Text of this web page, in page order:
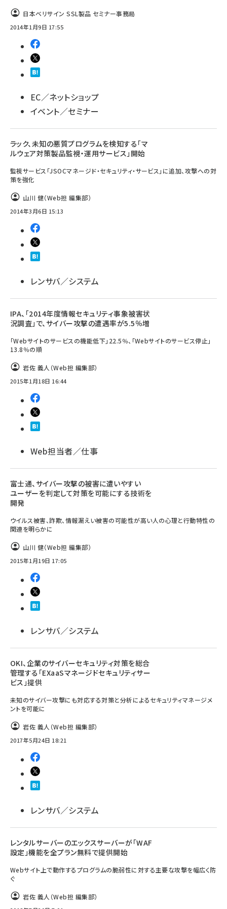
日本ベリサイン SSL製品 セミナー事務局
2014年1月9日 17:55
EC／ネットショップ
イベント／セミナー
ラック、未知の悪質プログラムを検知する「マ
ルウェア対策製品監視・運用サービス」開始
監視サービス「JSOCマネージド・セキュリティ・サービス」に追加、攻撃への対
策を強化
山川 健（Web担 編集部）
2014年3月6日 15:13
レンサバ／システム
IPA、「2014年度情報セキュリティ事象被害状
況調査」で、サイバー攻撃の遭遇率が5.5％増
「Webサイトのサービスの機能低下」22.5％、「Webサイトのサービス停止」
13.8％の順
岩佐 義人（Web担 編集部）
2015年1月18日 16:44
Web担当者／仕事
富士通、サイバー攻撃の被害に遭いやすい
ユーザーを判定して対策を可能にする技術を
開発
ウイルス被害、詐欺、情報漏えい被害の可能性が高い人の心理と行動特性の
関連を明らかに
山川 健（Web担 編集部）
2015年1月19日 17:05
レンサバ／システム
OKI、企業のサイバーセキュリティ対策を総合
管理する「EXaaSマネージドセキュリティサー
ビス」提供
未知のサイバー攻撃にも対応する対策と分析によるセキュリティマネージメ
ントを可能に
岩佐 義人（Web担 編集部）
2017年5月24日 18:21
レンサバ／システム
レンタルサーバーのエックスサーバーが「WAF
設定」機能を全プラン無料で提供開始
Webサイト上で動作するプログラムの脆弱性に対する主要な攻撃を幅広く防
ぐ
岩佐 義人（Web担 編集部）